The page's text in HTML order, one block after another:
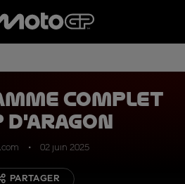
complet
d'Aragon
02 juin 2025
PARTAGER